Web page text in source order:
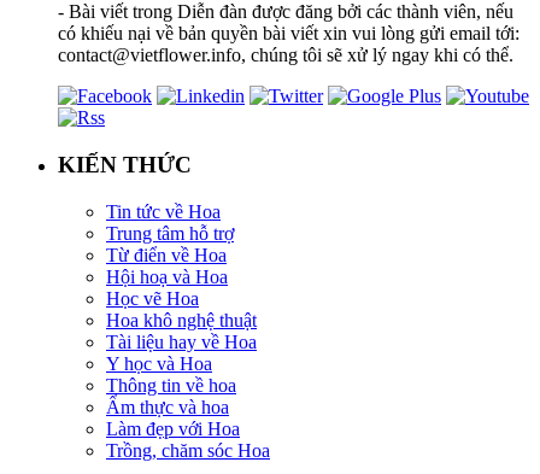
- Bài viết trong Diễn đàn được đăng bởi các thành viên, nếu
có khiếu nại về bản quyền bài viết xin vui lòng gửi email tới:
contact@vietflower.info, chúng tôi sẽ xử lý ngay khi có thể.
KIẾN THỨC
Tin tức về Hoa
Trung tâm hỗ trợ
Từ điển về Hoa
Hội hoạ và Hoa
Học vẽ Hoa
Hoa khô nghệ thuật
Tài liệu hay về Hoa
Y học và Hoa
Thông tin về hoa
Ẩm thực và hoa
Làm đẹp với Hoa
Trồng, chăm sóc Hoa